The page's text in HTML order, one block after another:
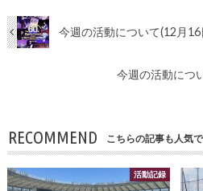
今週の活動について(12月16
今週の活動につ
RECOMMEND こちらの記事も人気で
活動記録